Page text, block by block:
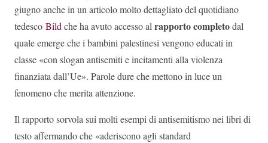
giugno anche in un articolo molto dettagliato del quotidiano
tedesco Bildche ha avuto accesso alrapporto completodal
quale emerge che i bambini palestinesi vengono educati in
classe «con slogan antisemiti e incitamenti alla violenza
finanziata dall’Ue». Parole dure che mettono in luce un
fenomeno che merita attenzione.
Il rapporto sorvola sui molti esempi di antisemitismo nei libri di
testo affermando che «aderiscono agli standard